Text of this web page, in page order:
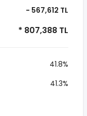
- 567,612 TL
* 807,388 TL
41.8%
41.3%